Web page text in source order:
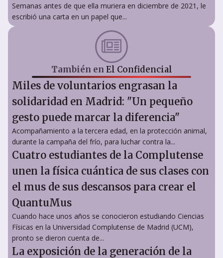
Semanas antes de que ella muriera en diciembre de 2021, le
escribió una carta en un papel que...
También en El Confidencial
Miles de voluntarios engrasan la
solidaridad en Madrid: "Un pequeño
gesto puede marcar la diferencia"
Acompañamiento a la tercera edad, en la protección animal,
durante la campaña del frío, para luchar contra la...
Cuatro estudiantes de la Complutense
unen la física cuántica de sus clases con
el mus de sus descansos para crear el
QuantuMus
Cuando hace unos años se conocieron estudiando Ciencias
Físicas en la Universidad Complutense de Madrid (UCM),
pronto se dieron cuenta de...
La exposición de la generación de la